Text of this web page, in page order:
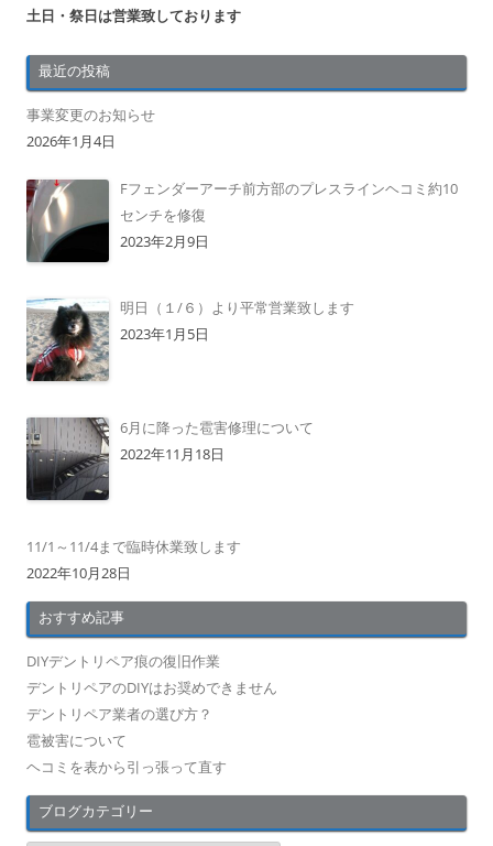
土日・祭日は営業致しております
最近の投稿
事業変更のお知らせ
2026年1月4日
Fフェンダーアーチ前方部のプレスラインヘコミ約10
センチを修復
2023年2月9日
明日（１/６）より平常営業致します
2023年1月5日
6月に降った雹害修理について
2022年11月18日
11/1～11/4まで臨時休業致します
2022年10月28日
おすすめ記事
DIYデントリペア痕の復旧作業
デントリペアのDIYはお奨めできません
デントリペア業者の選び方？
雹被害について
ヘコミを表から引っ張って直す
ブログカテゴリー